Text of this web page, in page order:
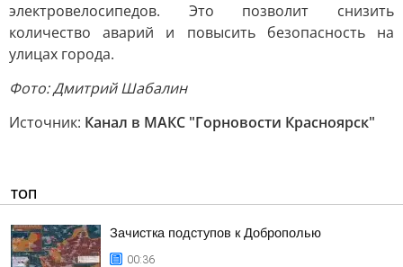
электровелосипедов. Это позволит снизить
количество аварий и повысить безопасность на
улицах города.
Фото: Дмитрий Шабалин
Источник: Канал в МАКС "Горновости Красноярск"
ТОП
Зачистка подступов к Доброполью
00:36